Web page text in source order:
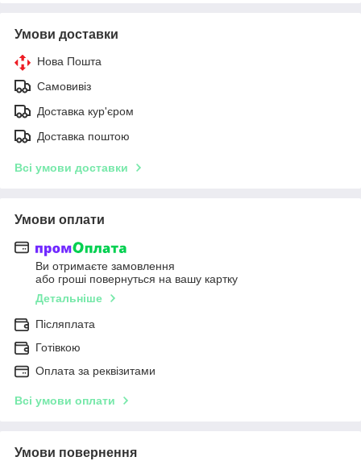
Умови доставки
Нова Пошта
Самовивіз
Доставка кур'єром
Доставка поштою
Всі умови доставки
Умови оплати
Ви отримаєте замовлення
або гроші повернуться на вашу картку
Детальніше
Післяплата
Готівкою
Оплата за реквізитами
Всі умови оплати
Умови повернення